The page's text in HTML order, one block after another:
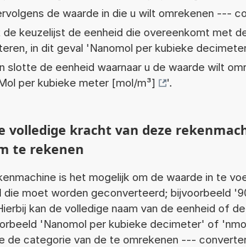
de waarde in die u wilt omrekenen ---
de keuzelijst de eenheid die overeenkomt met
in dit geval 'Nanomol per kubieke
slotte de eenheid waarnaar u de waarde wilt
per kubieke meter [mol/m³] '.
volledige kracht van deze
te rekenen
is het mogelijk om de waarde in te
die moet worden geconverteerd; bijvoorbeeld
kan de volledige naam van de eenheid of
'Nanomol per kubieke decimeter' of
de categorie van de te omrekenen ---